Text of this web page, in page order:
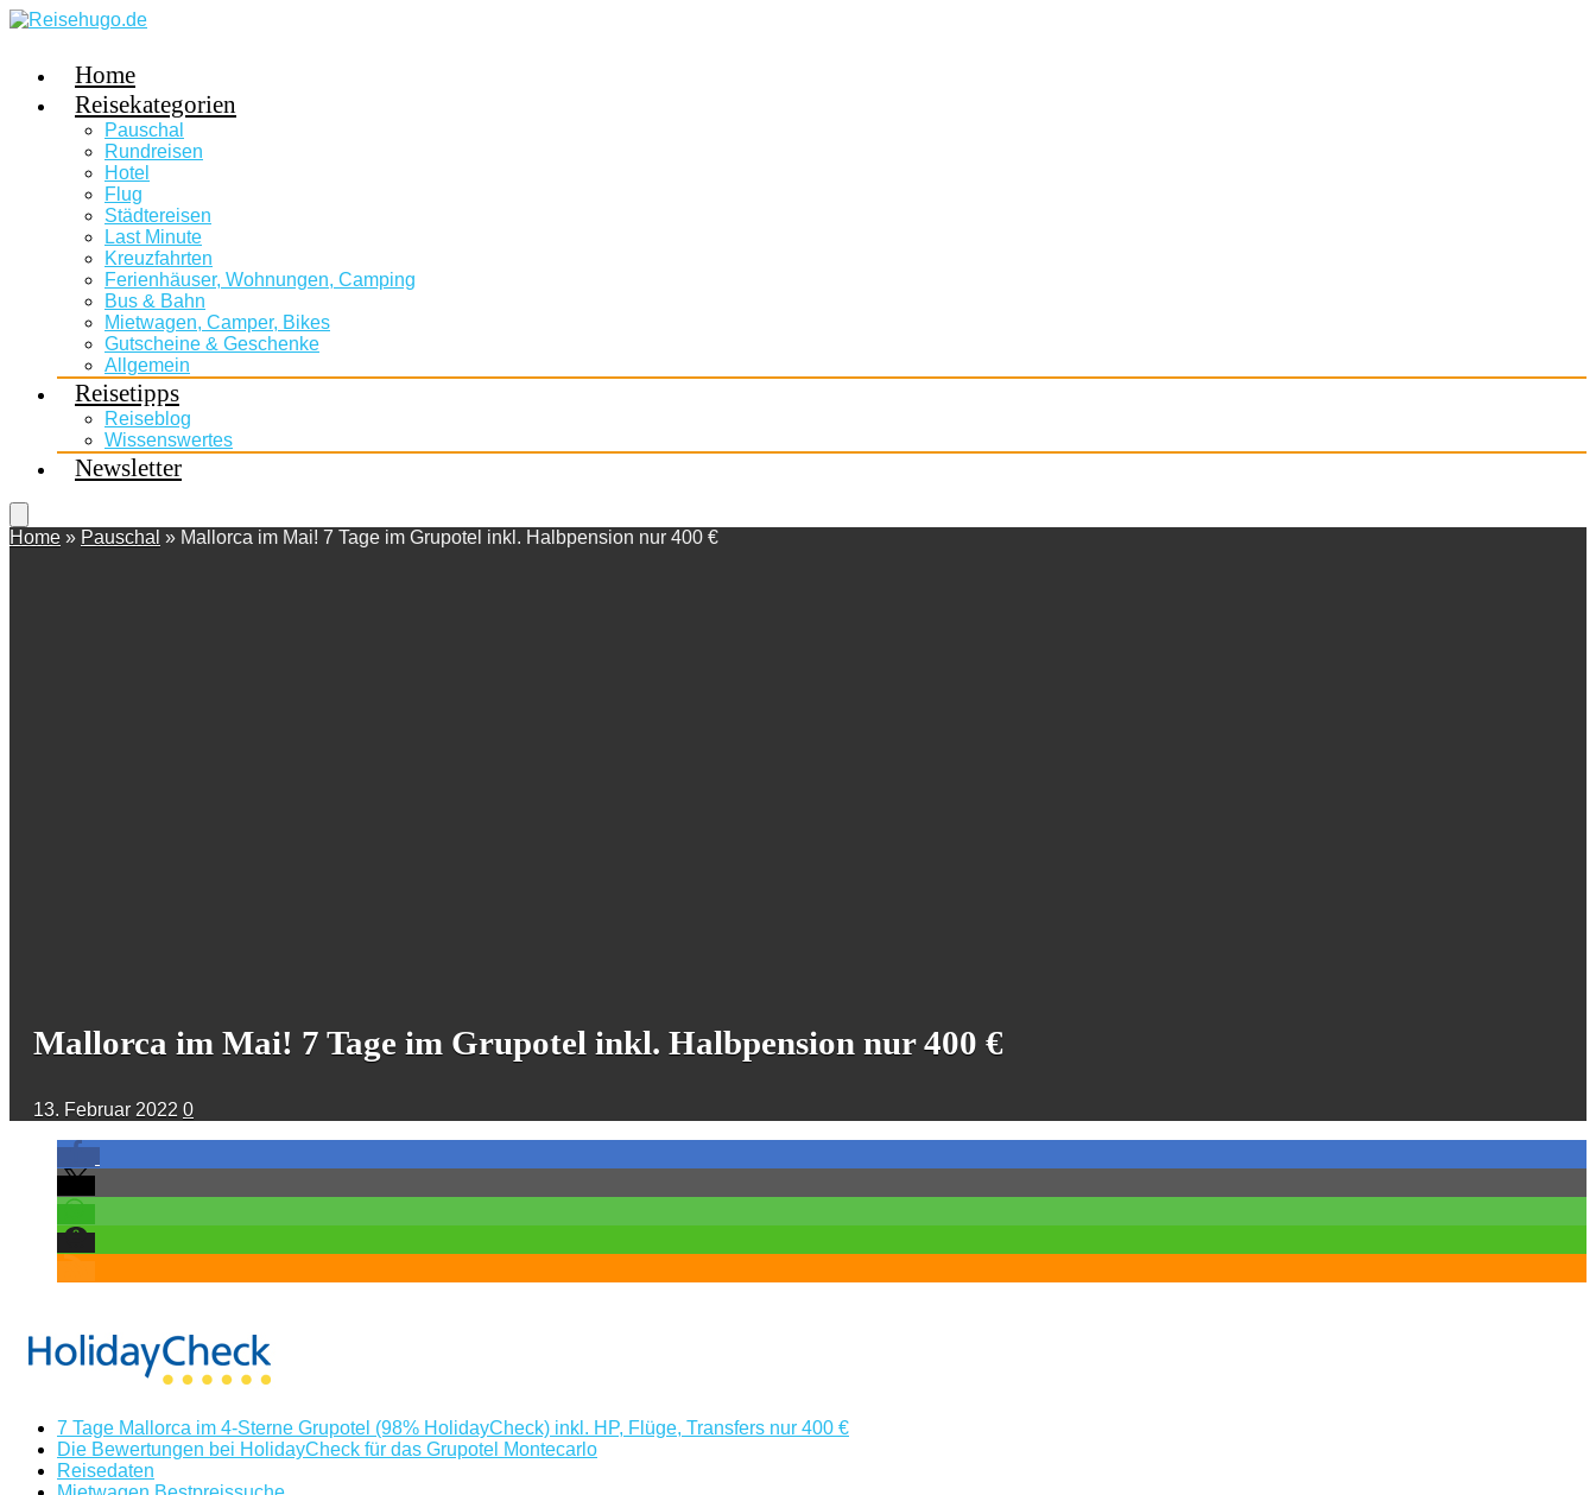
Home
Reisekategorien
Pauschal
Rundreisen
Hotel
Flug
Städtereisen
Last Minute
Kreuzfahrten
Ferienhäuser, Wohnungen, Camping
Bus & Bahn
Mietwagen, Camper, Bikes
Gutscheine & Geschenke
Allgemein
Reisetipps
Reiseblog
Wissenswertes
Newsletter
Home » Pauschal » Mallorca im Mai! 7 Tage im Grupotel inkl. Halbpension nur 400 €
Mallorca im Mai! 7 Tage im Grupotel inkl. Halbpension nur 400 €
13. Februar 2022 0
7 Tage Mallorca im 4-Sterne Grupotel (98% HolidayCheck) inkl. HP, Flüge, Transfers nur 400 €
Die Bewertungen bei HolidayCheck für das Grupotel Montecarlo
Reisedaten